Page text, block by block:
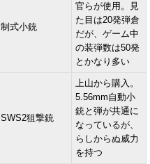
制式小銃
官らが使用。見
た目は20発弾倉
だが、ゲーム中
の装弾数は50発
とかなり多い
SWS2狙撃銃
上山から購入。
5.56mm自動小
銃と弾が共通に
なっているが、
らしからぬ威力
を持つ